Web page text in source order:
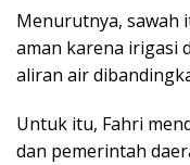
Menurutnya, sawah
aman karena irigasi
aliran air
Untuk itu, Fahri
dan pemerintah